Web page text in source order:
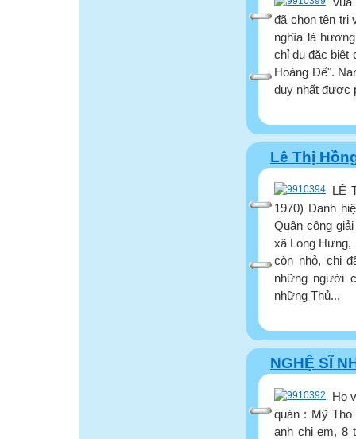
đã chọn tên trị
nghĩa là
chỉ dụ đặc biệt
Hoàng Đế".
duy nhất được
Lê Thị
LÊ
1970) Danh
Quân công
xã Long Hưng,
còn nhỏ, chị
những người
những Thủ...
NGHỆ SĨ
Họ
quán : Mỹ
anh chị em, 8